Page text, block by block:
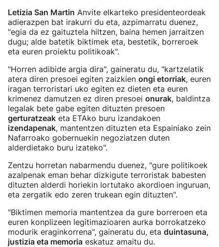
Letizia San Martin Anvite elkarteko presidenteordeak
adierazpen bat irakurri du eta, azpimarratu duenez,
"egia da ez gaituztela hiltzen, baina hemen jarraitzen
dugu; alde batetik biktimek eta, bestetik, borreroek
eta euren proiektu politikoak".
"Horren adibide argia dira", gaineratu du, "kartzelatik
atera diren presoei egiten zaizkien ongi etorriak, euren
iragan terroristari uko egiten ez dieten eta euren
krimenez damutzen ez diren presoei onurak, baldintza
legalak bete gabe egiten dituzten presoen
gerturatzeak eta ETAko buru izandakoen
izendapenak, mantentzen dituzten eta Espainiako zein
Nafarroako gobernuekin negoziatzen duten
alderdietako buru izateko".
Zentzu horretan nabarmendu duenez, "gure politikoek
azalpenak eman behar dizkigute terroristak babesten
dituzten alderdi horiekin lortutako akordioen inguruan,
eta zergatik edo zeren trukean egin dituzten".
"Biktimen memoria mantentzea da gure borreroen eta
euren konplizeen legitimazioaren aurka borrokatzeko
modurik eraginkorrena", gaineratu du, eta duintasuna,
justizia eta memoria eskatuz amaitu du.